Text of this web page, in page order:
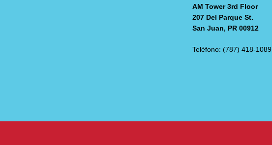
AM Tower 3rd Floor
207 Del Parque St.
San Juan, PR 00912
Teléfono: (787) 418-1089